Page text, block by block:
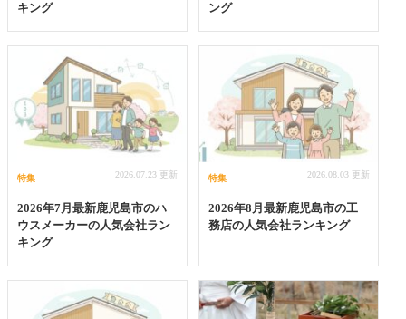
キング
ング
特集
2026年7月最新鹿児島市のハ
ウスメーカーの人気会社ラン
キング
2026.07.23 更新 特集
2026年8月最新鹿児島市の工
務店の人気会社ランキング
2026.08.03 更新